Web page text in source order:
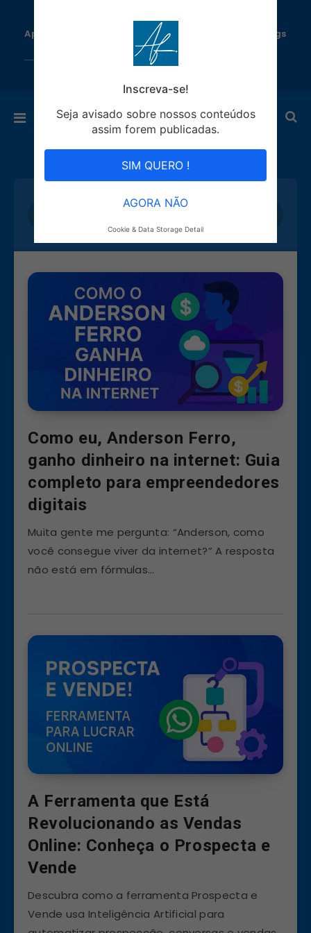
Aprenda como Ganhar Dinheiro todo dia com Blogs
Automáticos!
Como eu, Anderson Ferro,
ganho dinheiro na internet: Guia
completo para empreendedores
digitais
Muita gente me pergunta: “Anderson, como
você consegue viver da internet?” A resposta
não está em fórmulas…
A Ferramenta que Está
Revolucionando as Vendas
Online: Conheça o Prospecta e
Vende
Descubra como a ferramenta Prospecta e
Vende usa Inteligência Artificial para
Inscreva-se!
Seja avisado sobre nossos conteúdos
assim forem publicadas.
SIM QUERO !
AGORA NÃO
Cookie & Data Storage Detail